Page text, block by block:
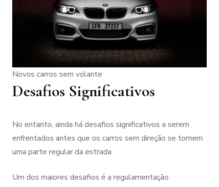
Novos carros sem volante
Desafios Significativos
No entanto, ainda há desafios significativos a serem
enfrentados antes que os carros sem direção se tornem
uma parte regular da estrada.
Um dos maiores desafios é a regulamentação.